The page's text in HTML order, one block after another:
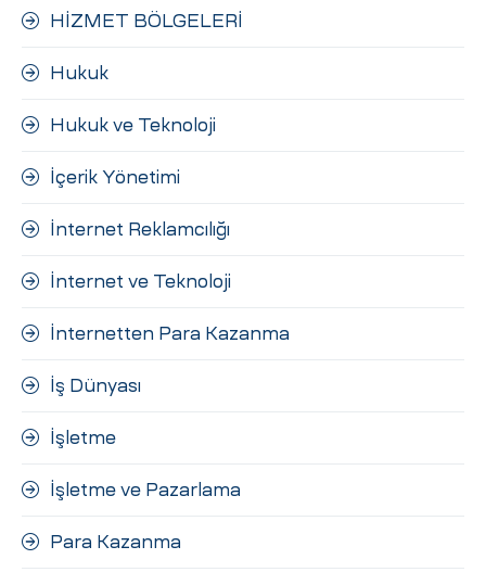
HİZMET BÖLGELERİ
Hukuk
Hukuk ve Teknoloji
İçerik Yönetimi
İnternet Reklamcılığı
İnternet ve Teknoloji
İnternetten Para Kazanma
İş Dünyası
İşletme
İşletme ve Pazarlama
Para Kazanma